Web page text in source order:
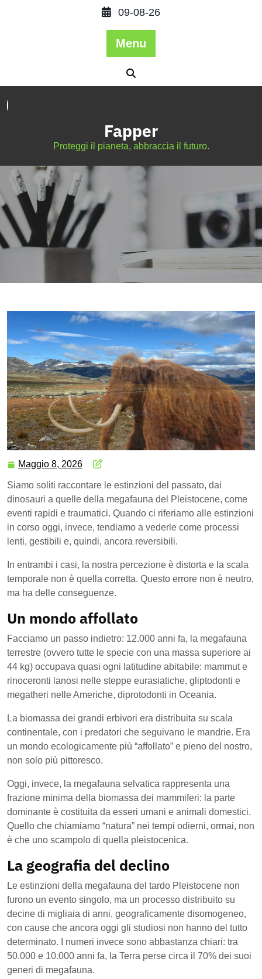
09-08-26
Menu
Fapper
Proteggi il pianeta, abbraccia il futuro.
Maggio 8, 2026
Siamo soliti raccontare le estinzioni del passato, dai
dinosauri a quelle della megafauna del Pleistocene, come
eventi rapidi e traumatici. Quando ci riferiamo alle estinzioni
in corso oggi, invece, tendiamo a vederle come processi
lenti, gestibili e, quindi, ancora reversibili.
In entrambi i casi, la nostra percezione è distorta e la scala
temporale non è quella corretta. Questo errore non è neutro,
ma ha delle conseguenze.
Un mondo affollato
Facciamo un passo indietro: 12.000 anni fa, la megafauna
terrestre (ovvero tutte le specie con una massa superiore ai
44 kg) occupava quasi ogni latitudine abitabile: mammut e
rinoceronti lanosi nelle steppe eurasiatiche, gliptodonti e
megatheri nelle Americhe, diprotodonti in Oceania.
La biomassa dei grandi erbivori era distribuita su scala
continentale, con i predatori che seguivano le mandrie. Era
un mondo ecologicamente più “affollato” e pieno del nostro,
non solo più pittoresco.
Oggi, invece, la megafauna selvatica rappresenta una
frazione minima della biomassa dei mammiferi: la parte
dominante è costituita da esseri umani e animali domestici.
Quello che chiamiamo “natura” nei tempi odierni, ormai, non
è che uno scampolo di quella pleistocenica.
La geografia del declino
Le estinzioni della megafauna del tardo Pleistocene non
furono un evento singolo, ma un processo distribuito su
decine di migliaia di anni, geograficamente disomogeneo,
con cause che ancora oggi gli studiosi non hanno del tutto
determinato. I numeri invece sono abbastanza chiari: tra
50.000 e 10.000 anni fa, la Terra perse circa il 70% dei suoi
generi di megafauna.